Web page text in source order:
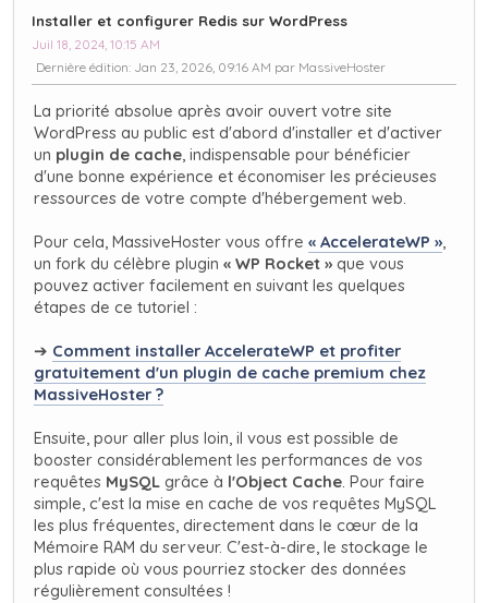
Installer et configurer Redis sur WordPress
Juil 18, 2024, 10:15 AM
Dernière édition: Jan 23, 2026, 09:16 AM par MassiveHoster
La priorité absolue après avoir ouvert votre site
WordPress au public est d'abord d'installer et d'activer
un plugin de cache, indispensable pour bénéficier
d'une bonne expérience et économiser les précieuses
ressources de votre compte d'hébergement web.
Pour cela, MassiveHoster vous offre « AccelerateWP »,
un fork du célèbre plugin « WP Rocket » que vous
pouvez activer facilement en suivant les quelques
étapes de ce tutoriel :
➔ Comment installer AccelerateWP et profiter
gratuitement d'un plugin de cache premium chez
MassiveHoster ?
Ensuite, pour aller plus loin, il vous est possible de
booster considérablement les performances de vos
requêtes MySQL grâce à l'Object Cache. Pour faire
simple, c'est la mise en cache de vos requêtes MySQL
les plus fréquentes, directement dans le cœur de la
Mémoire RAM du serveur. C'est-à-dire, le stockage le
plus rapide où vous pourriez stocker des données
régulièrement consultées !